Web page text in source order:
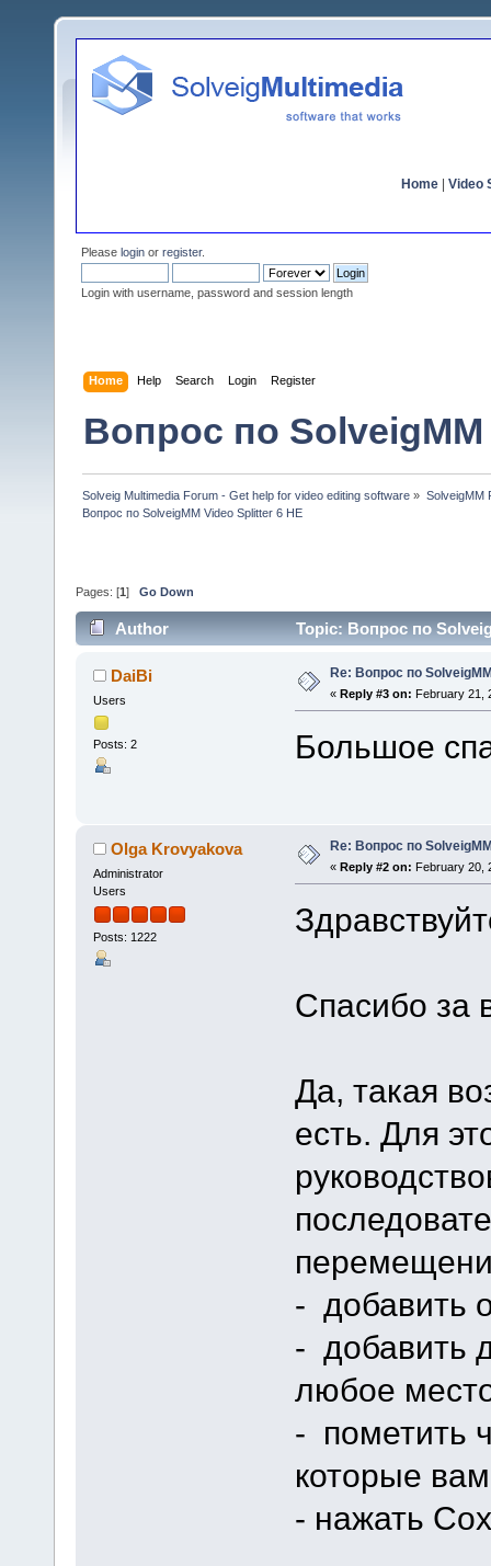
Home Video
Please login or register.
Login with username, password and session length
Home Help Search Login Register
Вопрос по
Solveig Multimedia Forum - Get help for video editing software » SolveigMM
Вопрос по SolveigMM Video Splitter 6 HE
Pages: [1 ] Go Down
Author Topic: Вопрос по
DaiBi
Users
Posts: 2
Re: Вопрос по
« Reply #3 on: February 21,
Большое
Olga Krovyakova
Administrator
Users
Posts: 1222
Re: Вопрос по
« Reply #2 on: February 20,
Спасибо за
Да, такая
есть. Для
- добавить
- добавить
любое
- пометить
которые
- нажать